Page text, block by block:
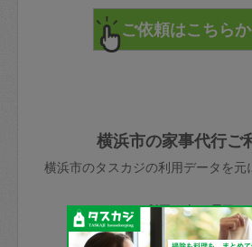
直前キャンセル料：
72時間前〜24時間前＝依
依頼者不在による当日キャ
金額の100%＋交通費全額
※例：依頼日時／土曜日午
合、水曜日午前9時以降は
みてください。
その後、一番気に入ったタ
てください。
不在時に部屋に入るために
きた場合は損害保険の対象
ご注意ください。
で、必ず鍵のかかるロッカ
れて依頼者の責任の元管理
けてください。
玉、など
あわせてこちらも参照く
利用します。注意しなく
はありますか？
横浜市の家事代行ご
横浜市のタスカジの利用データを元
利用の多い曜日は